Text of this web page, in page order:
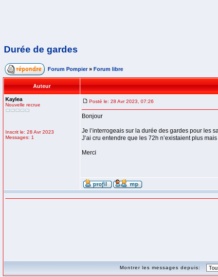
Durée de gardes
Forum Pompier » Forum libre
Auteur
Kaylea
Nouvelle recrue
Inscrit le: 28 Avr 2023
Messages: 1
Posté le: 28 Avr 2023, 07:26
Bonjour
Je l’interrogeais sur la durée des gardes pour les
J’ai cru entendre que les 72h n’existaient plus
Merci
Montrer les messages depuis: